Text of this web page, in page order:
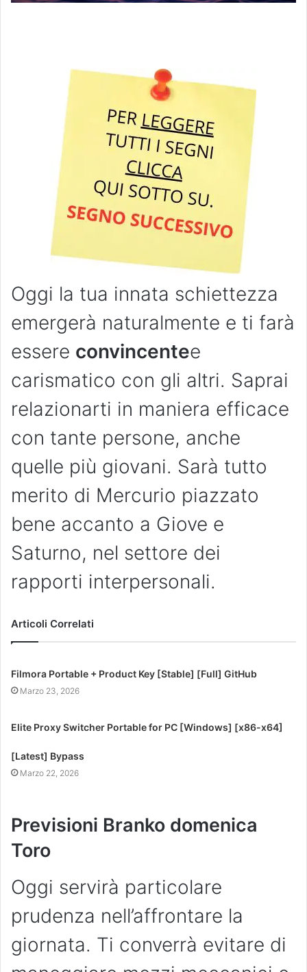
Oggi la tua innata schiettezza
emergerà naturalmente e ti farà
essere convincentee
carismatico con gli altri. Saprai
relazionarti in maniera efficace
con tante persone, anche
quelle più giovani. Sarà tutto
merito di Mercurio piazzato
bene accanto a Giove e
Saturno, nel settore dei
rapporti interpersonali.
Articoli Correlati
Filmora Portable + Product Key [Stable] [Full] GitHub
Marzo 23, 2026
Elite Proxy Switcher Portable for PC [Windows] [x86-x64]
[Latest] Bypass
Marzo 22, 2026
Previsioni Branko domenica
Toro
Oggi servirà particolare
prudenza nell’affrontare la
giornata. Ti converrà evitare di